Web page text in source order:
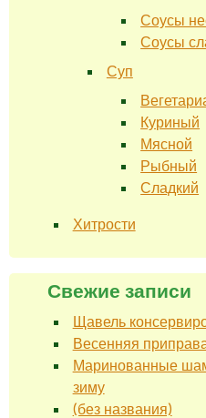
Соусы
Соусы
Суп
Куриный
Мясной
Рыбный
Сладкий
Хитрости
Свежие записи
Щавель
Весенняя
Маринованные
зиму
(без названия)